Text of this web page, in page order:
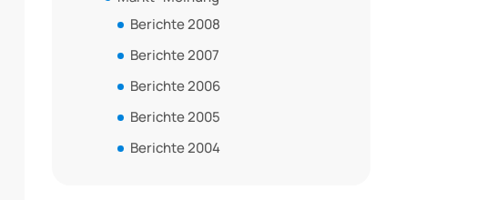
Berichte 2008
Berichte 2007
Berichte 2006
Berichte 2005
Berichte 2004